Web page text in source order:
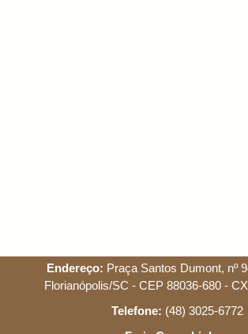
Endereço: Praça Santos Dumont, nº
Florianópolis/SC - CEP 88036-680 -
Telefone: (48) 3025-6772